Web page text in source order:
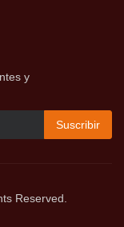
y
Suscribir
Reserved.